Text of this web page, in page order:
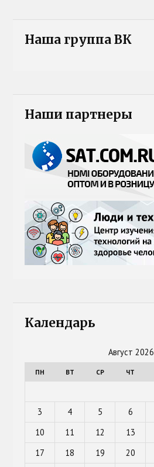
Наша группа ВК
Наши партнеры
Календарь
Август 2026
ПН ВТ СР ЧТ
3
4 5 6
10
11 12 13
17
18 19 20